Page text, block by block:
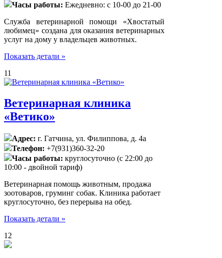
Часы работы: Ежедневно: с 10-00 до 21-00
Служба ветеринарной помощи «Хвостатый
любимец» создана для оказания ветеринарных
услуг на дому у владельцев животных.
Показать детали »
11
Ветеринарная клиника
«Ветико»
Адрес: г. Гатчина, ул. Филиппова, д. 4а
Телефон: +7(931)360-32-20
Часы работы: круглосуточно (с 22:00 до
10:00 - двойной тариф)
Ветеринарная помощь животным, продажа
зоотоваров, груминг собак. Клиника работает
круглосуточно, без перерыва на обед.
Показать детали »
12